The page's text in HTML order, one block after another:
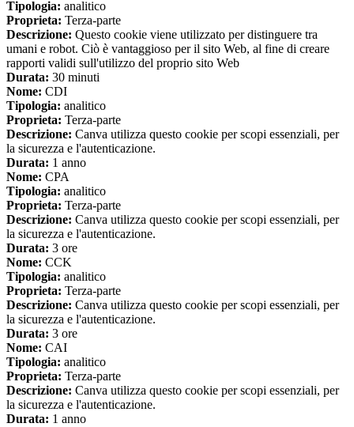
Tipologia: analitico
Proprieta: Terza-parte
Descrizione: Questo cookie viene utilizzato per distinguere tra
umani e robot. Ciò è vantaggioso per il sito Web, al fine di creare
rapporti validi sull'utilizzo del proprio sito Web
Durata: 30 minuti
Nome: CDI
Tipologia: analitico
Proprieta: Terza-parte
Descrizione: Canva utilizza questo cookie per scopi essenziali, per
la sicurezza e l'autenticazione.
Durata: 1 anno
Nome: CPA
Tipologia: analitico
Proprieta: Terza-parte
Descrizione: Canva utilizza questo cookie per scopi essenziali, per
la sicurezza e l'autenticazione.
Durata: 3 ore
Nome: CCK
Tipologia: analitico
Proprieta: Terza-parte
Descrizione: Canva utilizza questo cookie per scopi essenziali, per
la sicurezza e l'autenticazione.
Durata: 3 ore
Nome: CAI
Tipologia: analitico
Proprieta: Terza-parte
Descrizione: Canva utilizza questo cookie per scopi essenziali, per
la sicurezza e l'autenticazione.
Durata: 1 anno